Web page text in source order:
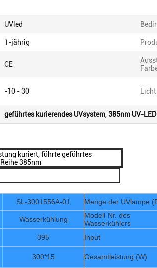
UVled
1-jährig
CE
-10 - 30
geführtes kurierendes UVsystem 385nm UV-
kuriert, führte geführtes
385nm
SL-3001556A-01 Menge der UVlampe
Wasserkühlung
Modell-Nr. des
Wasserkühlers
395 Input
300*15 Gesamtleistung (W)